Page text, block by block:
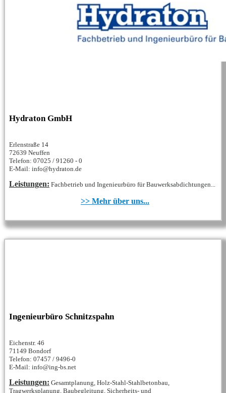
Hydraton GmbH
Erlenstraße 14
72639 Neuffen
Telefon: 07025 / 91260 - 0
E-Mail: info@hydraton.de
Leistungen: Fachbetrieb und Ingenieurbüro für Bauwerksabdichtungen...
>> Mehr über uns...
Ingenieurbüro Schnitzspahn
Eichenstr. 46
71149 Bondorf
Telefon: 07457 / 9496-0
E-Mail: info@ing-bs.net
Leistungen: Gesamtplanung, Holz-Stahl-Stahlbetonbau,
Tragwerksplanung, Baubegleitung, Sicherheits- und